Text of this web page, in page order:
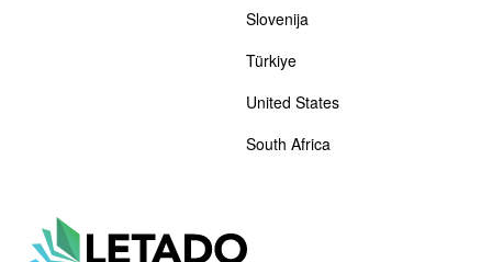
Slovenija
Türkiye
United States
South Africa